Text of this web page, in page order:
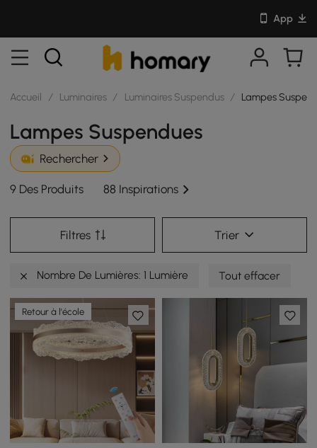
App
Accueil / Luminaires / Luminaires Suspendus / Lampes
Lampes Suspendues
Rechercher
9 Des Produits 88 Inspirations
Filtres Trier
Nombre De Lumières: 1 Lumière Tout effacer
Retour à l'école